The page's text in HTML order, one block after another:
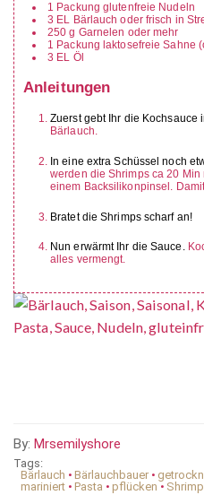
1 Packung glutenfreie Nudeln
3 EL Bärlauch oder frisch in
250 g Garnelen oder mehr
1 Packung laktosefreie Sahne
3 EL Öl
Anleitungen
Zuerst gebt Ihr die Kochsauce
Bärlauch.
In eine extra Schüssel noch
werden die Shrimps ca 20
einem Backsilikonpinsel.
Bratet die Shrimps scharf an!
Nun erwärmt Ihr die Sauce.
alles vermengt.
By: Mrsemilyshore
Tags:
Bärlauch • Bärlauchbauer •
mariniert • Pasta • pflücken •